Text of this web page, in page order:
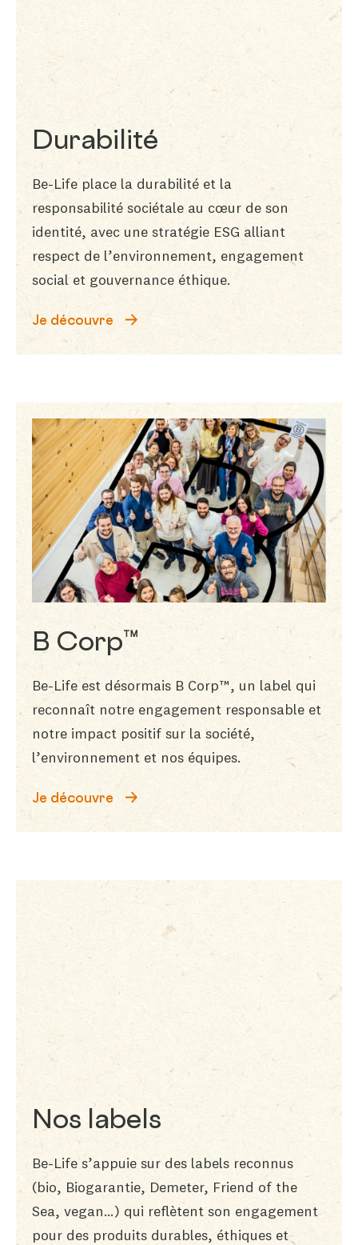
Durabilité
Be-Life place la durabilité et la
responsabilité sociétale au cœur de son
identité, avec une stratégie ESG alliant
respect de l’environnement, engagement
social et gouvernance éthique.
Je découvre
B Corp™
Be-Life est désormais B Corp™, un label qui
reconnaît notre engagement responsable et
notre impact positif sur la société,
l’environnement et nos équipes.
Je découvre
Nos labels
Be-Life s’appuie sur des labels reconnus
(bio, Biogarantie, Demeter, Friend of the
Sea, vegan…) qui reflètent son engagement
pour des produits durables, éthiques et